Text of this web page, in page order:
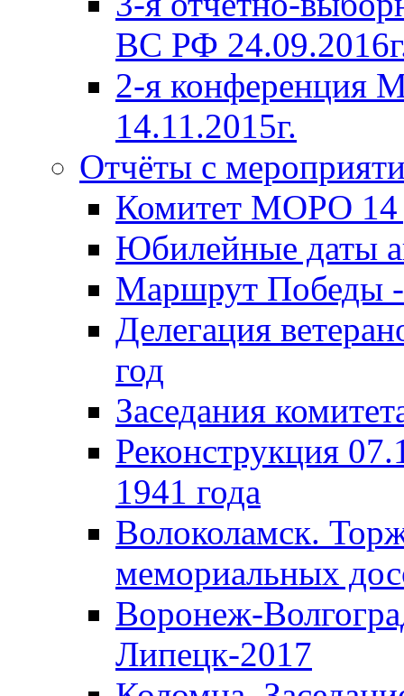
ВС РФ
2-я
14.11.2015г.
Отчёты с
Комитет МОРО 14
Юбилейные даты
Маршрут Победы
Делегация
год
Заседания
Реконструкция
1941 года
Волоколамск.
мемориальных
Воронеж-
Липецк-2017